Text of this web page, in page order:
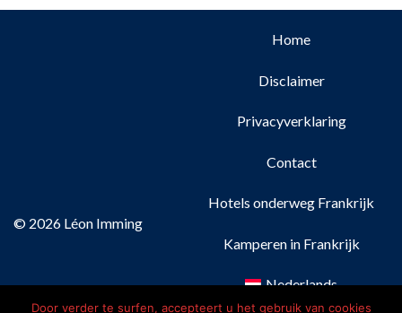
© 2026 Léon Imming
Home
Disclaimer
Privacyverklaring
Contact
Hotels onderweg Frankrijk
Kamperen in Frankrijk
Nederlands
Door verder te surfen, accepteert u het gebruik van cookies